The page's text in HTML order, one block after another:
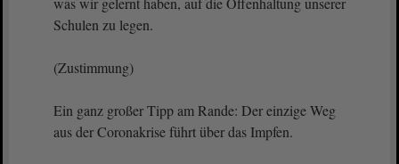
Schulen zu legen.
(Zustimmung)
Ein ganz großer Tipp am Rande: Der einzige Weg
aus der Coronakrise führt über das Impfen.